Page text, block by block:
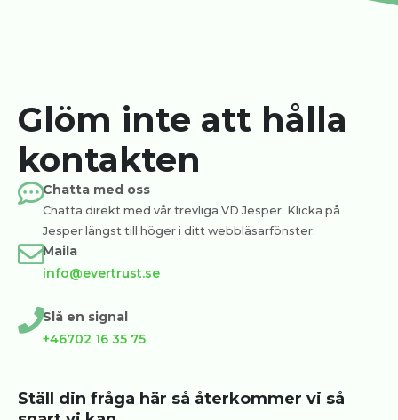
Glöm inte att hålla
kontakten
Chatta med oss
Chatta direkt med vår trevliga VD Jesper. Klicka på
Jesper längst till höger i ditt webbläsarfönster.
Maila
info@evertrust.se
Slå en signal
+46702 16 35 75
Ställ din fråga här så återkommer vi så